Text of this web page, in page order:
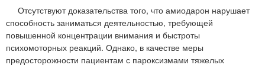
Отсутствуют доказательства того, что амиодарон нарушает
способность заниматься деятельностью, требующей
повышенной концентрации внимания и быстроты
психомоторных реакций. Однако, в качестве меры
предосторожности пациентам с пароксизмами тяжелых